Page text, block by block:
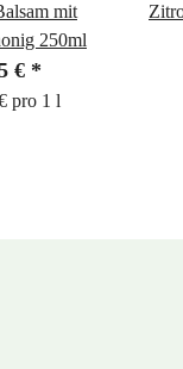
mit
250ml
€ *
pro 1 l